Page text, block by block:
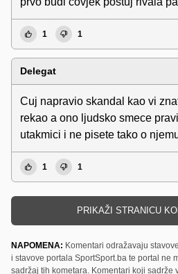
1 1
Delegat
Cuj napravio skandal kao vi
rekao a ono ljudsko smece
utakmici i ne pisete tako o
1 1
PRIKAŽI STRANICU
NAPOMENA: Komentari odražavaju
i stavove portala SportSport.ba te portal ne
sadržaj tih kometara. Komentari koji sadrže